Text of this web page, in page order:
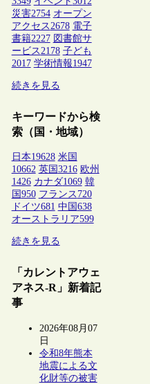
災害2754 オープン
アクセス 2678 電子
書籍2227 図書館サ
ービス 2178 子ども
2017 学術情報1947
続きを見る
キーワードから検
索（国・地域）
日本19628 米国
10662 英国 3216 欧州
1426 カナダ1069 韓
国 950 フランス 720
ドイツ681 中国 638
オーストラリア599
続きを見る
「カレントアウェ
アネス-R」新着記
事
2026年08月07
日
令和8年熊本
地震による文
化財等の被害